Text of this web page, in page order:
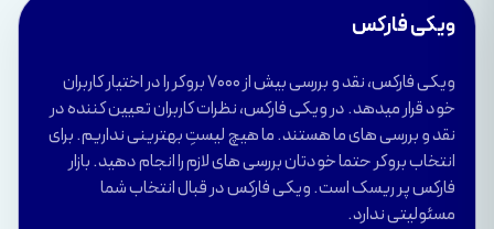
ویکی فارکس
ویکی فارکس، نقد و بررسی بیش از 7000 بروکر را در اختیار کاربران
خود قرار میدهد. در ویکی فارکس، نظرات کاربران تعیین کننده در
نقد و بررسی های ما هستند. ما هیچ لیستِ بهترینی نداریم. برای
انتخاب بروکر حتما خودتان بررسی های لازم را انجام دهید. بازار
فارکس پر ریسک است. ویکی فارکس در قبال انتخاب شما
مسئولیتی ندارد.